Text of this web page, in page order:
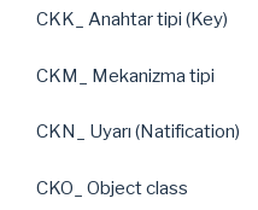
CKK_ Anahtar tipi (Key)
CKM_ Mekanizma tipi
CKN_ Uyarı (Natification)
CKO_ Object class